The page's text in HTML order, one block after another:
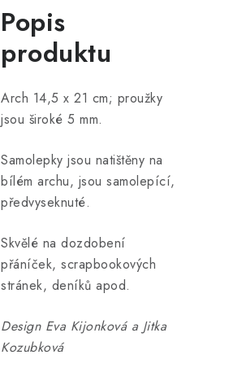
Popis
produktu
Arch 14,5 x 21 cm; proužky
jsou široké 5 mm.
Samolepky jsou natištěny na
bílém archu, jsou samolepící,
předvyseknuté.
Skvělé na dozdobení
přáníček, scrapbookových
stránek, deníků apod.
Design Eva Kijonková a Jitka
Kozubková